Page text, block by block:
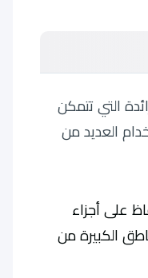
التي تتمكن
العديد من
على أجزاء
الكبيرة من